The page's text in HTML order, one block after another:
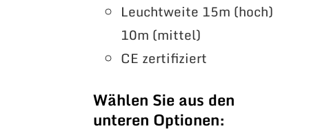
Leuchtweite 15m (hoch)
10m (mittel)
CE zertifiziert
Wählen Sie aus den
unteren Optionen: